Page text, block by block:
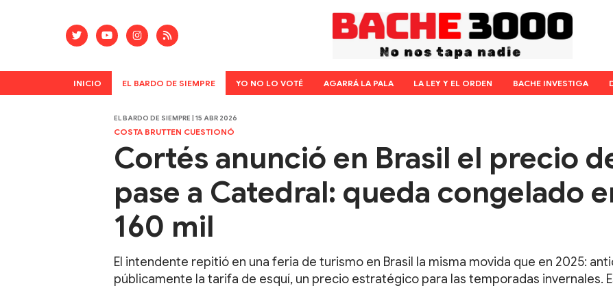
INICIO EL BARDO DE SIEMPRE YO NO LO VOTÉ AGARRÁ LA PALA LA LEY Y EL ORDEN BACHE INVESTIGA
EL BARDO DE SIEMPRE | 15 ABR 2026
COSTA BRUTTEN CUESTIONÓ
Cortés anunció en Brasil el precio
pase a Catedral: queda congelado
160 mil
El intendente repitió en una feria de turismo en Brasil la misma movida que en 2025:
públicamente la tarifa de esquí, un precio estratégico para las temporadas invernales.